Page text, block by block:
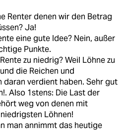
Renter denen wir den Betrag
Ja!
eine gute Idee? Nein, außer
Punkte.
zu niedrig? Weil Löhne zu
die Reichen und
daran verdient haben. Sehr gut
Also 1stens: Die Last der
weg von denen mit
Löhnen!
man annimmt das heutige